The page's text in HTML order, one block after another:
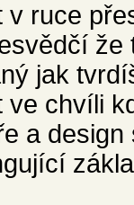
v ruce
že
jak
ve chvíli
a